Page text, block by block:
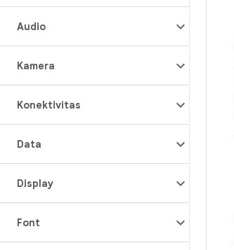
Audio
Kamera
Konektivitas
Data
Display
Font